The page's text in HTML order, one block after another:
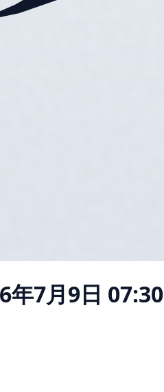
年7月9日 07:30